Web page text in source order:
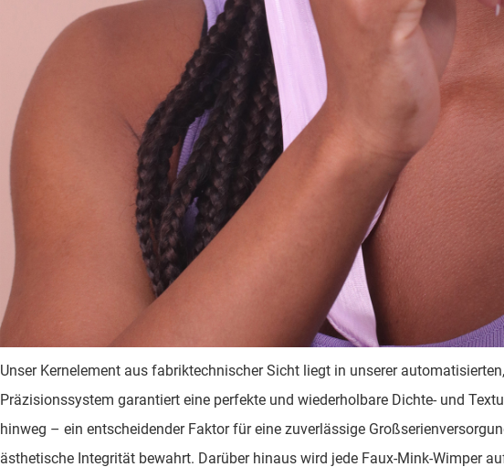
Unser Kernelement aus fabriktechnischer Sicht liegt in unserer
Präzisionssystem garantiert eine perfekte und wiederholbare Dichte- und
hinweg – ein entscheidender Faktor für eine zuverlässige
ästhetische Integrität bewahrt. Darüber hinaus wird jede Faux-Mink-Wimper